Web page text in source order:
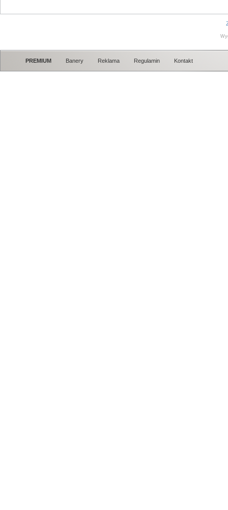
PREMIUM Banery Reklama Regulamin Kontakt